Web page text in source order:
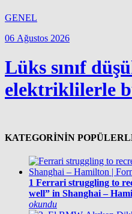
GENEL
06 Ağustos 2026
Lüks sınıf
elektriklilerle
KATEGORİNİN
1 Ferrari struggling to
well” in Shanghai –
okundu